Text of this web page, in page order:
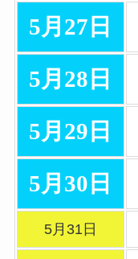
5月27日
5月28日
5月29日
5月30日
5月31日